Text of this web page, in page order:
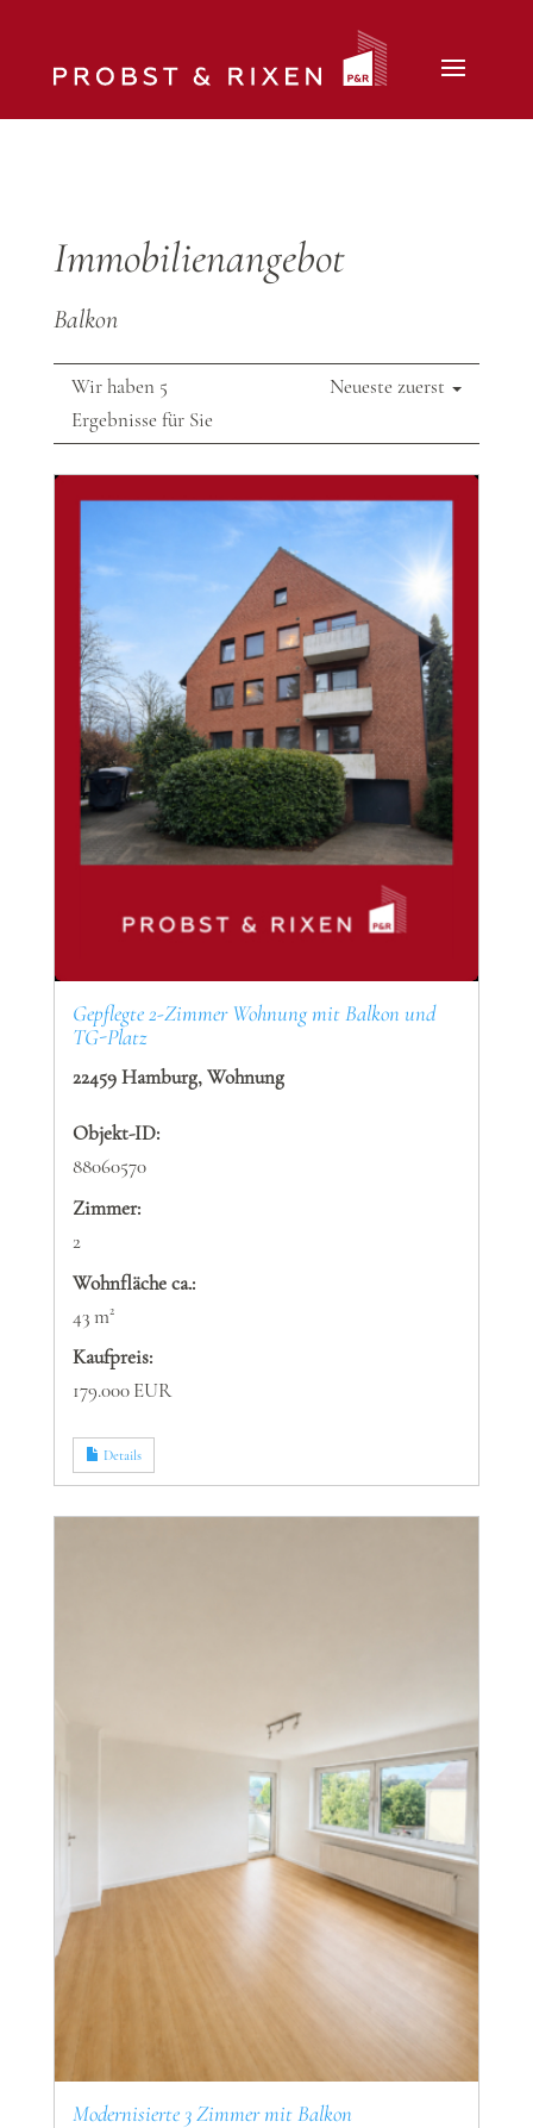
Immobilien­angebot
Balkon
Wir haben 5
Ergebnisse für Sie
Neueste zuerst
Gepflegte 2-Zimmer Wohnung mit Balkon und
TG-Platz
22459 Hamburg, Wohnung
Objekt-ID:
88060570
Zimmer:
2
Wohnfläche ca.:
43 m²
Kaufpreis:
179.000 EUR
Details
Modernisierte 3 Zimmer mit Balkon